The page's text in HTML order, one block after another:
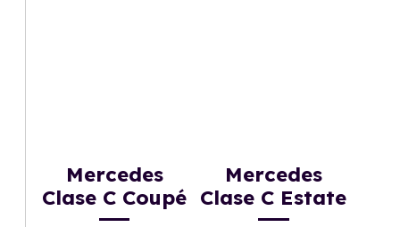
Mercedes
Clase C Coupé
Mercedes
Clase C Estate